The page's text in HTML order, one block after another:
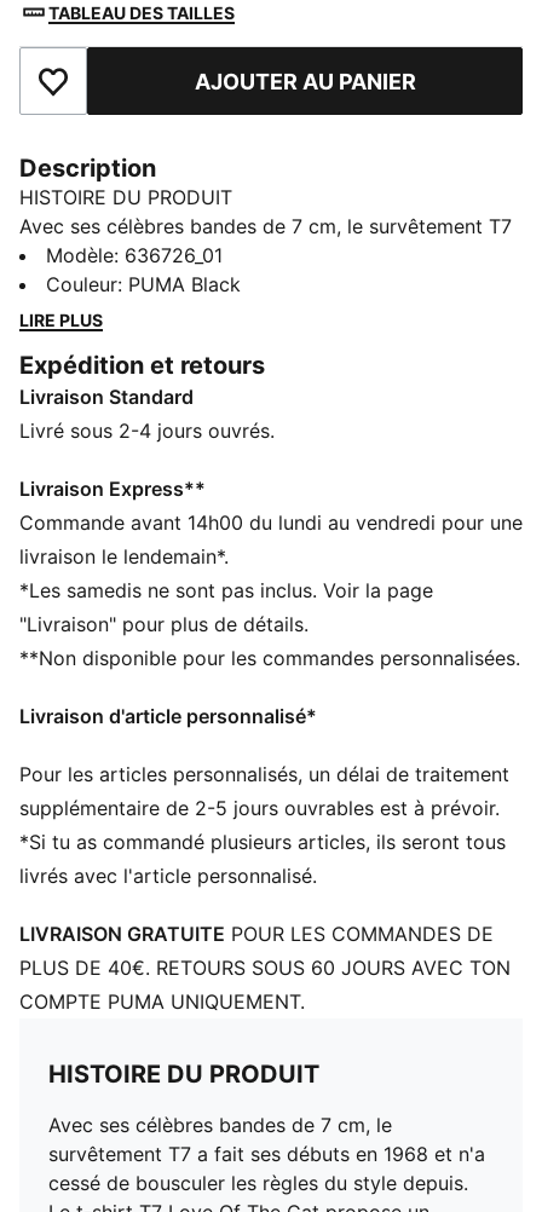
TABLEAU DES TAILLES
Ajouter aux favorisAJOUTER AU PANIER
Description
HISTOIRE DU PRODUIT
Avec ses célèbres bandes de 7 cm, le survêtement T7
a fait ses débuts en 1968 et n'a cessé de bousculer les
règles du style depuis. Le t-shirt T7 Love Of The Cat
propose un toucher ultra-doux et les détails
CARACTÉRISTIQUES + AVANTAGES
Confectionné avec un minimum de 20 % de coton
recyclé
Conçu pour : Lifestyle par PUMA
Coupe : régulière
Longueur : régulière
Matière principale : Jersey simple
Col et poignets côtelés
Manches courtes
Modèle: 636726_01
Couleur: PUMA Black
LIRE PLUS
Expédition et retours
Livraison Standard
Livré sous 2-4 jours ouvrés.
Livraison Express**
Commande avant 14h00 du lundi au vendredi pour une
livraison le lendemain*.
*Les samedis ne sont pas inclus. Voir la page
"Livraison" pour plus de détails.
**Non disponible pour les commandes personnalisées.
Livraison d'article personnalisé*
Pour les articles personnalisés, un délai de traitement
supplémentaire de 2-5 jours ouvrables est à prévoir.
*Si tu as commandé plusieurs articles, ils seront tous
livrés avec l'article personnalisé.
LIVRAISON GRATUITE POUR LES COMMANDES DE
PLUS DE 40€. RETOURS SOUS 60 JOURS AVEC TON
COMPTE PUMA UNIQUEMENT.
HISTOIRE DU PRODUIT
Avec ses célèbres bandes de 7 cm, le
survêtement T7 a fait ses débuts en 1968 et n'a
cessé de bousculer les règles du style depuis.